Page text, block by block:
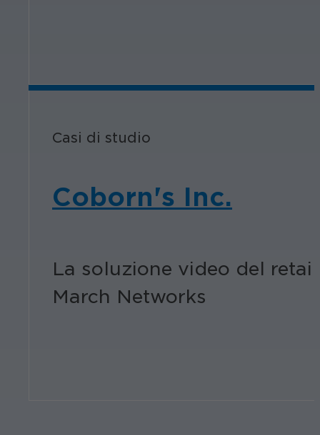
Casi di studio
Coborn's Inc.
La soluzione video del
March Networks